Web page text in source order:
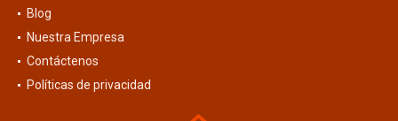
Blog
Nuestra Empresa
Contáctenos
Políticas de privacidad